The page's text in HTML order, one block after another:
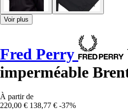
Voir plus
Fred Perry
imperméable
À partir de
220,00 € 138,77 € -37%